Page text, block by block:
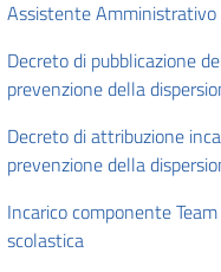
Assistente Amministrativo
Decreto di pubblicazione
prevenzione della
Decreto di attribuzione
prevenzione della
Incarico componente
scolastica